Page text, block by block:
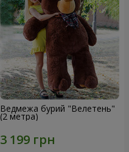
Ведмежа бурий "Велетень"
(2 метра)